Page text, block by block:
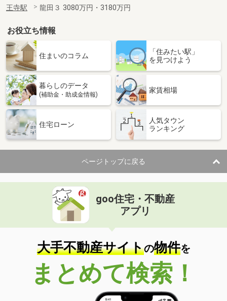
王寺駅
龍田３ 3080万円・3180万円
お役立ち情報
住まいのコラム
「住みたい駅」
を見つけよう
暮らしのデータ
(補助金・助成金情報)
家賃相場
住宅ローン
人気タウン
ランキング
ページトップに戻る
goo住宅・不動産
アプリ
大手不動産サイトの物件を
まとめて検索！